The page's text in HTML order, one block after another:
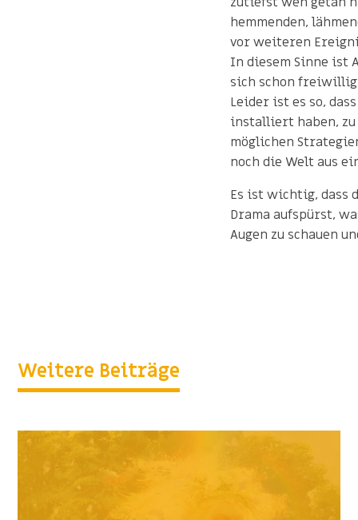
hemmenden,
vor weiteren
In diesem Sinne ist
sich schon
Leider ist es so,
installiert haben,
möglichen
noch die Welt aus
Es ist wichtig, dass
Drama aufspürst,
Augen zu schauen
Weitere Beiträge